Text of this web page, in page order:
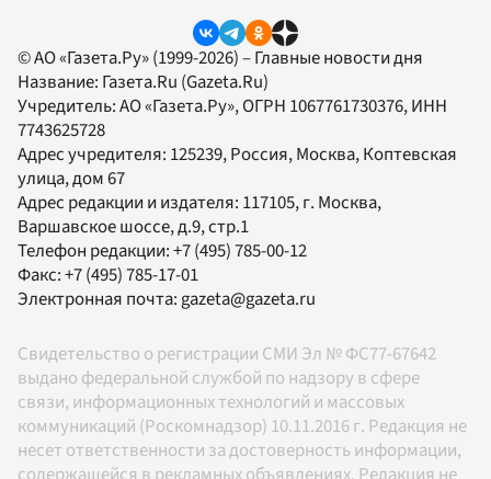
© АО «Газета.Ру» (1999-2026) – Главные новости дня
Название: Газета.Ru (Gazeta.Ru)
Учредитель:АО «Газета.Ру», ОГРН 1067761730376, ИНН
7743625728
Адрес учредителя: 125239, Россия, Москва, Коптевская
улица, дом 67
Адрес редакции и издателя: 117105, г. Москва,
Варшавское шоссе, д.9, стр.1
Телефон редакции:+7 (495) 785-00-12
Факс:+7 (495) 785-17-01
Электронная почта: gazeta@gazeta.ru
Свидетельство о регистрации СМИ Эл № ФС77-67642
выдано федеральной службой по надзору в сфере
связи, информационных технологий и массовых
коммуникаций (Роскомнадзор) 10.11.2016 г. Редакция не
несет ответственности за достоверность информации,